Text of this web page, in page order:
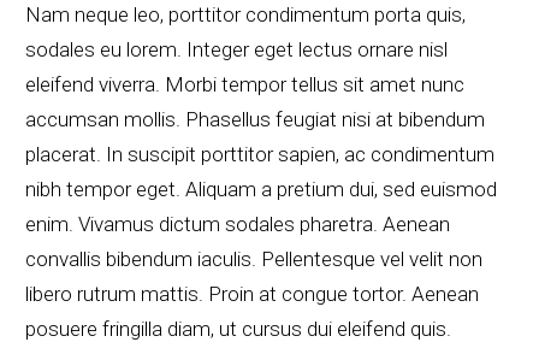
Nam neque leo, porttitor condimentum porta quis,
sodales eu lorem. Integer eget lectus ornare nisl
eleifend viverra. Morbi tempor tellus sit amet nunc
accumsan mollis. Phasellus feugiat nisi at bibendum
placerat. In suscipit porttitor sapien, ac condimentum
nibh tempor eget. Aliquam a pretium dui, sed euismod
enim. Vivamus dictum sodales pharetra. Aenean
convallis bibendum iaculis. Pellentesque vel velit non
libero rutrum mattis. Proin at congue tortor. Aenean
posuere fringilla diam, ut cursus dui eleifend quis.